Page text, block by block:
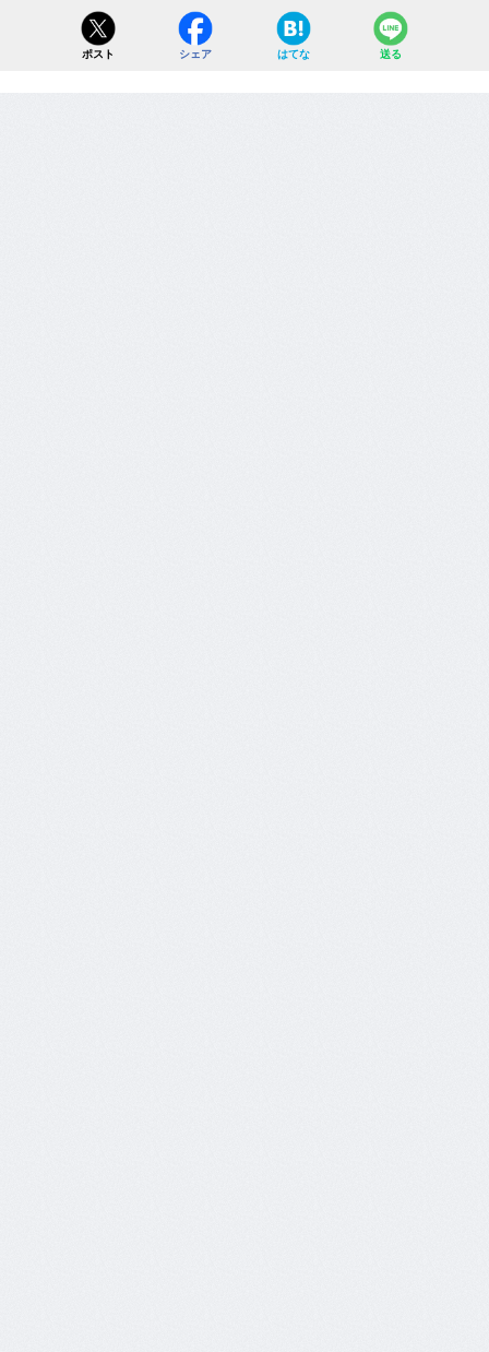
ポスト シェア はてな 送る